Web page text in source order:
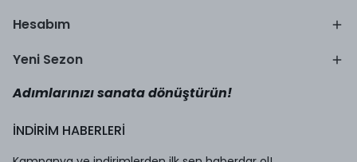
Hesabım
Yeni Sezon
Adımlarınızı sanata dönüştürün!
İNDİRİM HABERLERİ